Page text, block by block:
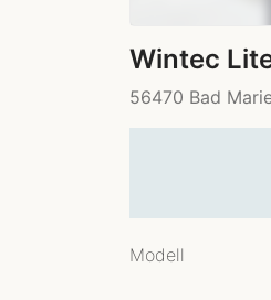
Wintec
56470 Bad
Modell